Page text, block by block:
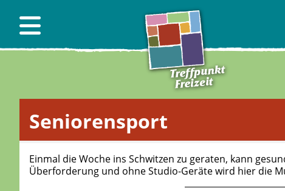
Seniorensport
Einmal die Woche ins Schwitzen zu geraten, kann
Überforderung und ohne Studio-Geräte wird hier die